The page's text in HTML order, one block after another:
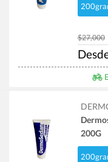
$27,000
200G